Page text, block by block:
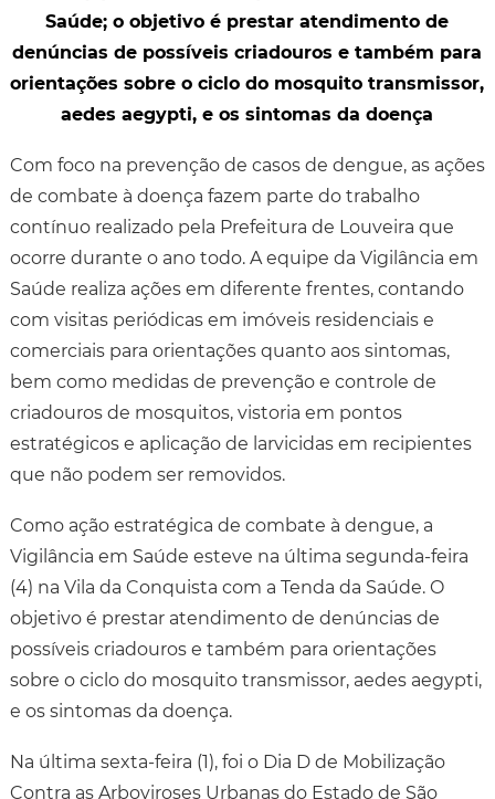
Saúde; o objetivo é prestar atendimento de
denúncias de possíveis criadouros e também para
orientações sobre o ciclo do mosquito transmissor,
aedes aegypti, e os sintomas da doença
Com foco na prevenção de casos de dengue, as ações
de combate à doença fazem parte do trabalho
contínuo realizado pela Prefeitura de Louveira que
ocorre durante o ano todo. A equipe da Vigilância em
Saúde realiza ações em diferente frentes, contando
com visitas periódicas em imóveis residenciais e
comerciais para orientações quanto aos sintomas,
bem como medidas de prevenção e controle de
criadouros de mosquitos, vistoria em pontos
estratégicos e aplicação de larvicidas em recipientes
que não podem ser removidos.
Como ação estratégica de combate à dengue, a
Vigilância em Saúde esteve na última segunda-feira
(4) na Vila da Conquista com a Tenda da Saúde. O
objetivo é prestar atendimento de denúncias de
possíveis criadouros e também para orientações
sobre o ciclo do mosquito transmissor, aedes aegypti,
e os sintomas da doença.
Na última sexta-feira (1), foi o Dia D de Mobilização
Contra as Arboviroses Urbanas do Estado de São